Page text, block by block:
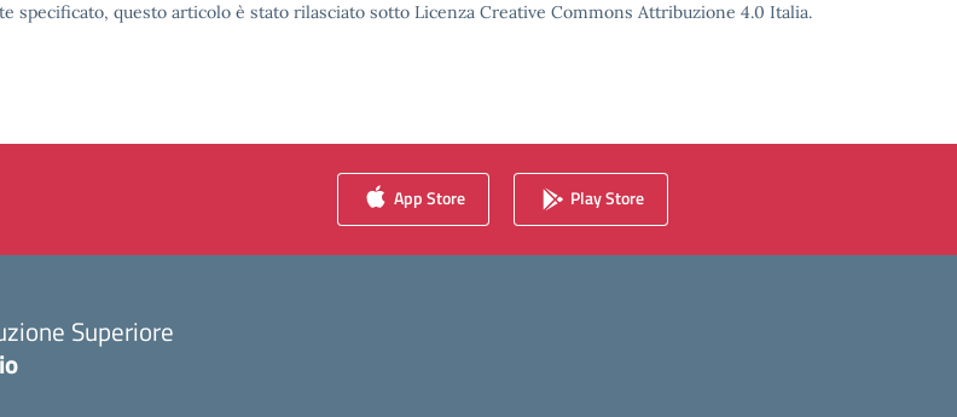
specificato, questo articolo è stato rilasciato sotto Licenza Creative Commons Attribuzione 4.0 Italia.
App Store Play Store
Superiore